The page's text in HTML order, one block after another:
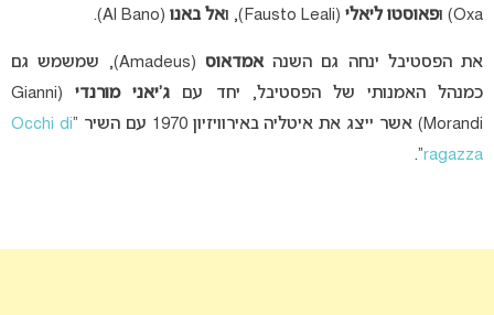
Oxa) ו
פאוסטו ליאלי (Fausto Leali), ו אל באנו (Al Bano).
את הפסטיבל ינחה גם השנהאמדאוס
(Amadeus), שמשמש גם
כמנהל האמנותי של הפסטיבל, יחד עם ג’יאני מורנדי
(Gianni
Morandi) אשר ייצג את איטליה באירוויזיון 1970 עם השיר “
Occhi di
ragazza
“.